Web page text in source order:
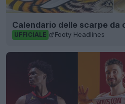
Calendario delle scarpe da
UFFICIALE Footy Headlines